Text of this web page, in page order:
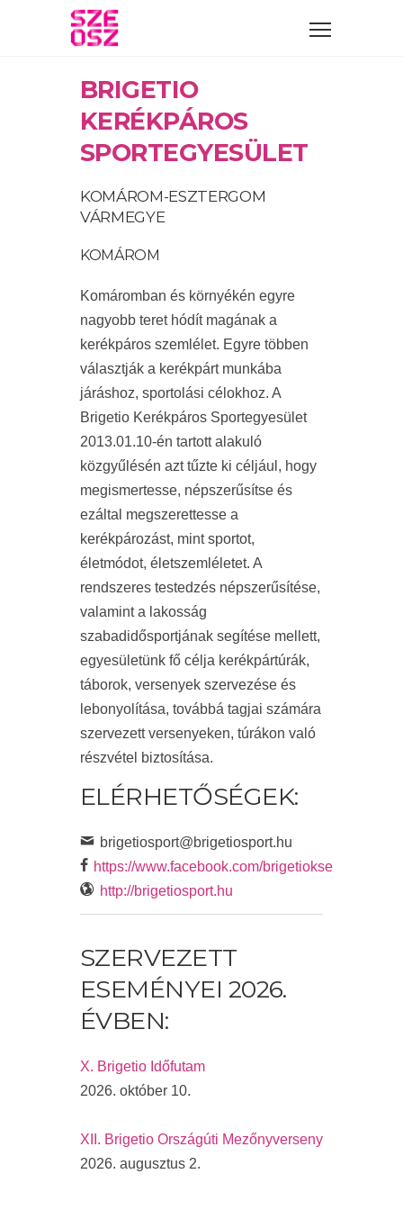
BRIGETIO
KERÉKPÁROS
SPORTEGYESÜLET
KOMÁROM-ESZTERGOM
VÁRMEGYE
KOMÁROM
Komáromban és környékén egyre
nagyobb teret hódít magának a
kerékpáros szemlélet. Egyre többen
választják a kerékpárt munkába
járáshoz, sportolási célokhoz. A
Brigetio Kerékpáros Sportegyesület
2013.01.10-én tartott alakuló
közgyűlésén azt tűzte ki céljául, hogy
megismertesse, népszerűsítse és
ezáltal megszerettesse a
kerékpározást, mint sportot,
életmódot, életszemléletet. A
rendszeres testedzés népszerűsítése,
valamint a lakosság
szabadidősportjának segítése mellett,
egyesületünk fő célja kerékpártúrák,
táborok, versenyek szervezése és
lebonyolítása, továbbá tagjai számára
szervezett versenyeken, túrákon való
részvétel biztosítása.
ELÉRHETŐSÉGEK:
brigetiosport@brigetiosport.hu
https://www.facebook.com/brigetiokse
http://brigetiosport.hu
SZERVEZETT
ESEMÉNYEI 2026.
ÉVBEN:
X. Brigetio Időfutam
2026. október 10.
XII. Brigetio Országúti Mezőnyverseny
2026. augusztus 2.